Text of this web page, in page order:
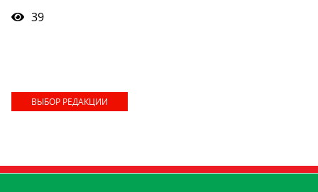
39
ВЫБОР РЕДАКЦИИ